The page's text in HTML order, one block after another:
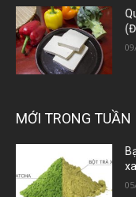
MỚI TRONG TUẦN